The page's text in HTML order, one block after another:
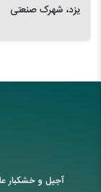
یزد، شهرک صنعتی